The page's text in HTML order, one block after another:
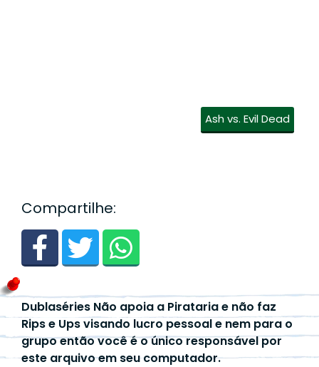
Ash vs. Evil Dead
Compartilhe:
Dublaséries Não apoia a Pirataria e não faz
Rips e Ups visando lucro pessoal e nem para o
grupo então você é o único responsável por
este arquivo em seu computador.